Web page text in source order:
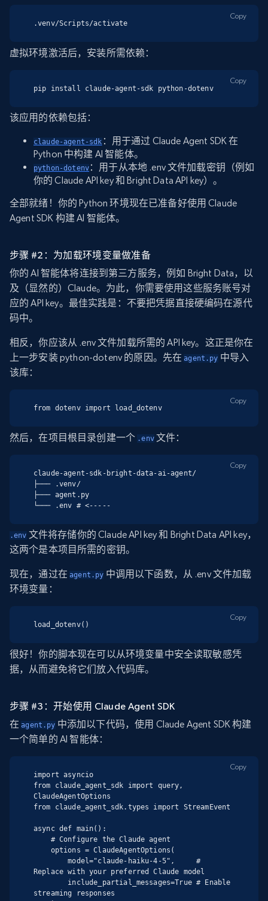
.venv/Scripts/activate
Copy
虚拟环境激活后，安装所需依赖：
pip install claude-agent-sdk python-dotenv
Copy
该应用的依赖包括：
claude-agent-sdk ：用于通过 Claude Agent SDK 在
Python 中构建 AI 智能体。
python-dotenv ：用于从本地 .env 文件加载密钥（例如
你的 Claude API key 和 Bright Data API key）。
全部就绪！你的 Python 环境现在已准备好使用 Claude
Agent SDK 构建 AI 智能体。
步骤 #2：为加载环境变量做准备
你的 AI 智能体将连接到第三方服务，例如 Bright Data，以
及（显然的）Claude。为此，你需要使用这些服务账号对
应的 API key。最佳实践是：不要把凭据直接硬编码在源代
码中。
相反，你应该从 .env 文件加载所需的 API key。这正是你在
上一步安装 python-dotenv 的原因。先在agent.py 中导入
该库：
from dotenv import load_dotenv
Copy
然后，在项目根目录创建一个 .env文件：
claude-agent-sdk-bright-data-ai-agent/
├─── .venv/
├─── agent.py
└─── .env # <-----
Copy
.env 文件将存储你的 Claude API key 和 Bright Data API key，
这两个是本项目所需的密钥。
现在，通过在agent.py 中调用以下函数，从 .env 文件加载
环境变量：
load_dotenv()
Copy
很好！你的脚本现在可以从环境变量中安全读取敏感凭
据，从而避免将它们放入代码库。
步骤 #3：开始使用 Claude Agent SDK
在agent.py 中添加以下代码，使用 Claude Agent SDK 构建
一个简单的 AI 智能体：
import asyncio
from claude_agent_sdk import query,
ClaudeAgentOptions
from claude_agent_sdk.types import StreamEvent
async def main():
        model="claude-haiku-4-5",     #
Replace with your preferred Claude model
streaming responses
Copy